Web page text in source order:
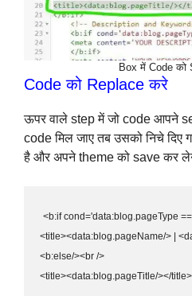
Box में Code को
Code को Replace करे
ऊपर वाले step में जो code आपने
code मिल जाए तब उसको निचे
है और अपने theme को save कर
<b:if cond='data:blog.pageType
<title><data:blog.pageName/> |
<b:else/><br />
<title><data:blog.pageTitle/></